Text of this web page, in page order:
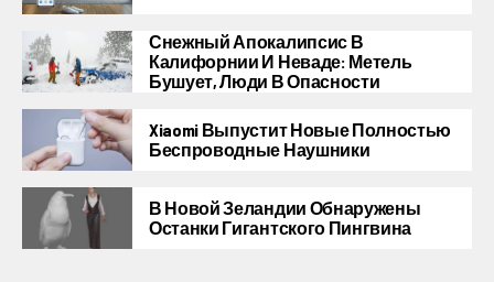
Снежный Апокалипсис В
Калифорнии И Неваде: Метель
Бушует, Люди В Опасности
Xiaomi Выпустит Новые Полностью
Беспроводные Наушники
В Новой Зеландии Обнаружены
Останки Гигантского Пингвина